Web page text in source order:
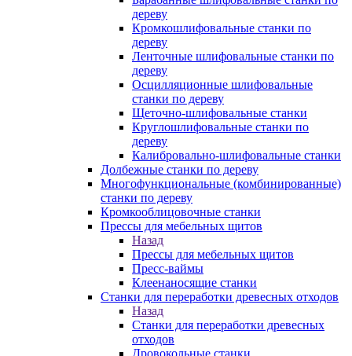
дереву
Кромкошлифовальные станки по
дереву
Ленточные шлифовальные станки по
дереву
Осцилляционные шлифовальные
станки по дереву
Щеточно-шлифовальные станки
Круглошлифовальные станки по
дереву
Калибровально-шлифовальные станки
Долбежные станки по дереву
Многофункциональные (комбинированные)
станки по дереву
Кромкооблицовочные станки
Прессы для мебельных щитов
Назад
Прессы для мебельных щитов
Пресс-ваймы
Клеенаносящие станки
Станки для переработки древесных отходов
Назад
Станки для переработки древесных
отходов
Дровокольные станки